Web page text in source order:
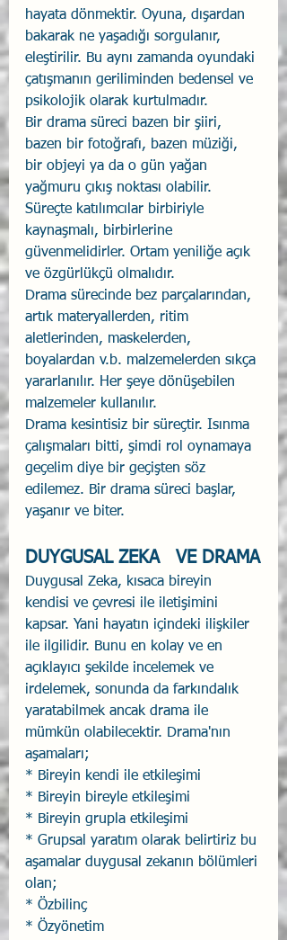
hayata dönmektir. Oyuna, dışardan
bakarak ne yaşadığı sorgulanır,
eleştirilir. Bu aynı zamanda oyundaki
çatışmanın geriliminden bedensel ve
psikolojik olarak kurtulmadır.
Bir drama süreci bazen bir şiiri,
bazen bir fotoğrafı, bazen müziği,
bir objeyi ya da o gün yağan
yağmuru çıkış noktası olabilir.
Süreçte katılımcılar birbiriyle
kaynaşmalı, birbirlerine
güvenmelidirler. Ortam yeniliğe açık
ve özgürlükçü olmalıdır.
Drama sürecinde bez parçalarından,
artık materyallerden, ritim
aletlerinden, maskelerden,
boyalardan v.b. malzemelerden sıkça
yararlanılır. Her şeye dönüşebilen
malzemeler kullanılır.
Drama kesintisiz bir süreçtir. Isınma
çalışmaları bitti, şimdi rol oynamaya
geçelim diye bir geçişten söz
edilemez. Bir drama süreci başlar,
yaşanır ve biter.
DUYGUSAL ZEKA   VE DRAMA
Duygusal Zeka, kısaca bireyin
kendisi ve çevresi ile iletişimini
kapsar. Yani hayatın içindeki ilişkiler
ile ilgilidir. Bunu en kolay ve en
açıklayıcı şekilde incelemek ve
irdelemek, sonunda da farkındalık
yaratabilmek ancak drama ile
mümkün olabilecektir. Drama'nın
aşamaları;
* Bireyin kendi ile etkileşimi
* Bireyin bireyle etkileşimi
* Bireyin grupla etkileşimi
* Grupsal yaratım olarak belirtiriz bu
aşamalar duygusal zekanın bölümleri
olan;
* Özbilinç
* Özyönetim